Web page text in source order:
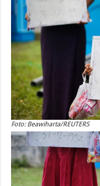
Foto: Beawiharta/REUTERS